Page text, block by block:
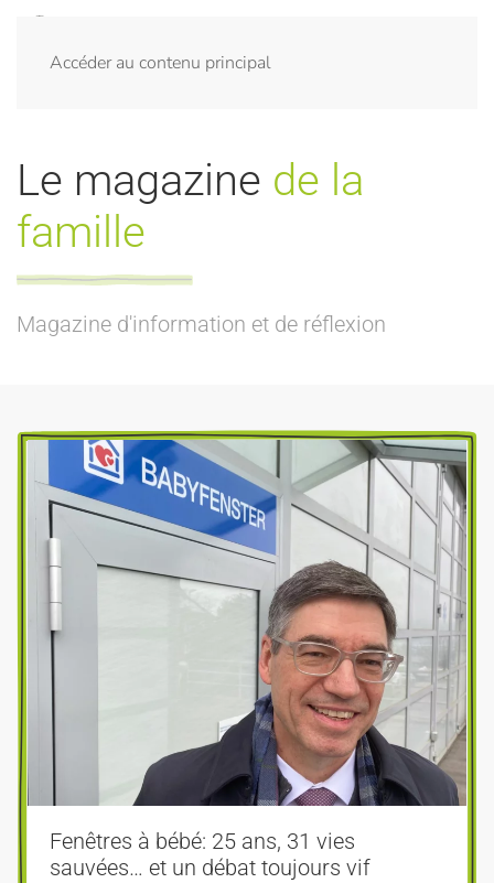
Accéder au contenu principal
Le magazine de la
famille
Magazine d'information et de réflexion
Fenêtres à bébé: 25 ans, 31 vies
sauvées… et un débat toujours vif